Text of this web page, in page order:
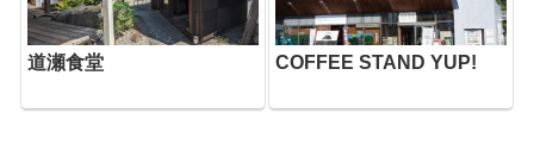
道瀬食堂 COFFEE STAND YUP!